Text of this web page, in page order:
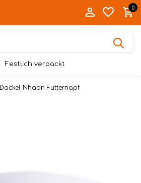
0
Festlich verpackt
Dackel Nhaan Futternapf